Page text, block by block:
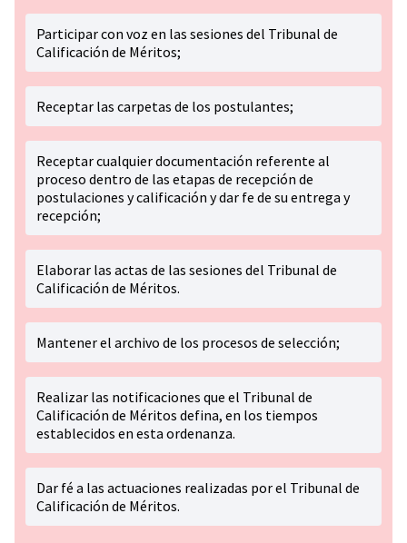
Participar con voz en las sesiones del Tribunal de
Calificación de Méritos;
Receptar las carpetas de los postulantes;
Receptar cualquier documentación referente al
proceso dentro de las etapas de recepción de
postulaciones y calificación y dar fe de su entrega y
recepción;
Elaborar las actas de las sesiones del Tribunal de
Calificación de Méritos.
Mantener el archivo de los procesos de selección;
Realizar las notificaciones que el Tribunal de
Calificación de Méritos defina, en los tiempos
establecidos en esta ordenanza.
Dar fé a las actuaciones realizadas por el Tribunal de
Calificación de Méritos.